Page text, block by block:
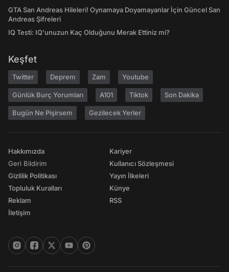
GTA San Andreas Hileleri! Oynamaya Doyamayanlar İçin Güncel San
Andreas Şifreleri
IQ Testi: IQ'unuzun Kaç Olduğunu Merak Ettiniz mi?
Keşfet
Twitter Deprem Zam Youtube
Günlük Burç Yorumları A101 Tiktok Son Dakika
Bugün Ne Pişirsem Gezilecek Yerler
Hakkımızda
Geri Bildirim
Gizlilik Politikası
Topluluk Kuralları
Reklam
İletişim
Kariyer
Kullanıcı Sözleşmesi
Yayın İlkeleri
Künye
RSS